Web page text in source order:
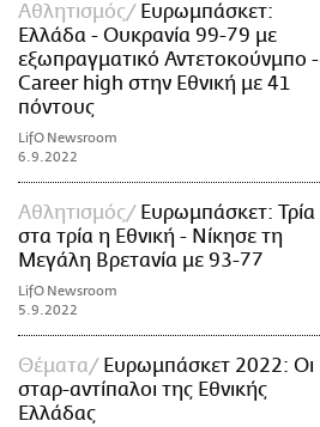
Αθλητισμός
Ευρωμπάσκετ:
Ελλάδα - Ουκρανία 99-79 με
εξωπραγματικό Αντετοκούνμπο -
Career high στην Εθνική με 41
πόντους
LifO Newsroom
6.9.2022
Αθλητισμός
Ευρωμπάσκετ: Τρία
στα τρία η Εθνική - Νίκησε τη
Μεγάλη Βρετανία με 93-77
LifO Newsroom
5.9.2022
Θέματα
Ευρωμπάσκετ 2022: Οι
σταρ-αντίπαλοι της Εθνικής
Ελλάδας